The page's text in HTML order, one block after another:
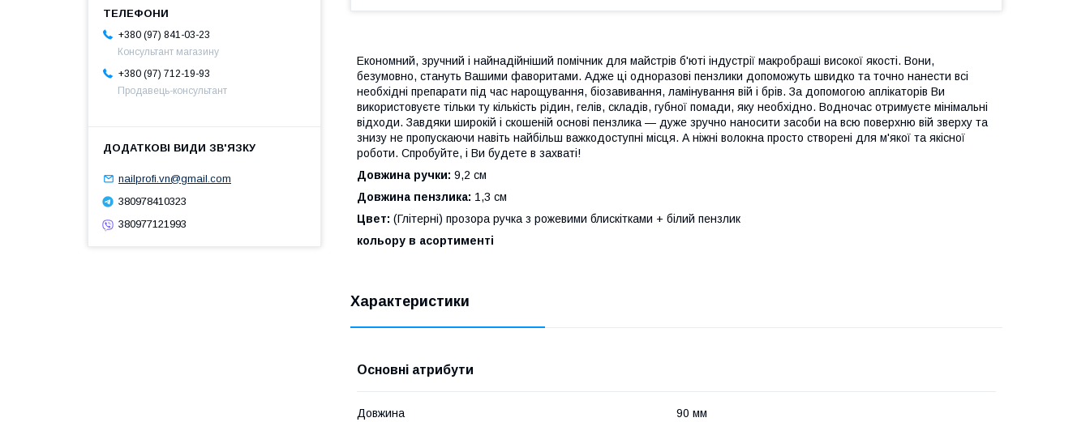
Економний, зручний і найнадійніший помічник для майстрів б'юті індустрії макробраші високої якості. Вони,
безумовно, стануть Вашими фаворитами. Адже ці одноразові пензлики допоможуть швидко та точно нанести всі
необхідні препарати під час нарощування, біозавивання, ламінування вій і брів. За допомогою аплікаторів Ви
використовуєте тільки ту кількість рідин, гелів, складів, губної помади, яку необхідно. Водночас отримуєте мінімальні
відходи. Завдяки широкій і скошеній основі пензлика — дуже зручно наносити засоби на всю поверхню вій зверху та
знизу не пропускаючи навіть найбільш важкодоступні місця. А ніжні волокна просто створені для м'якої та якісної
роботи. Спробуйте, і Ви будете в захваті!
Довжина ручки: 9,2 см
Довжина пензлика: 1,3 см
Цвет: (Глітерні) прозора ручка з рожевими блискітками + білий пензлик
кольору в асортименті
Характеристики
Основні атрибути
Довжина 90 мм
+380 (97) 841-03-23
Консультант магазину
+380 (97) 712-19-93
Продавець-консультант
nailprofi.vn@gmail.com
380978410323
380977121993